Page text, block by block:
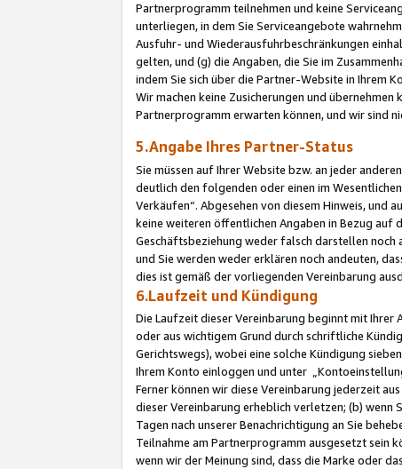
Partnerprogramm teilnehmen und keine
unterliegen, in dem Sie Serviceangebote
Ausfuhr- und Wiederausfuhrbeschränkungen
gelten, und (g) die Angaben, die Sie im
indem Sie sich über die Partner-Website in Ihrem
Wir machen keine Zusicherungen und
Partnerprogramm erwarten können, und wir sind
5.Angabe Ihres Partner-Status
Sie müssen auf Ihrer Website bzw. an jeder
deutlich den folgenden oder einen im
Verkäufen“. Abgesehen von diesem Hinweis, und
keine weiteren öffentlichen Angaben in Bezug auf
Geschäftsbeziehung weder falsch darstellen
und Sie werden weder erklären noch andeuten,
dies ist gemäß der vorliegenden Vereinbarung
6.Laufzeit und Kündigung
Die Laufzeit dieser Vereinbarung beginnt mit Ihrer
oder aus wichtigem Grund durch schriftliche
Gerichtswegs), wobei eine solche Kündigung
Ihrem Konto einloggen und unter
Ferner können wir diese Vereinbarung jederzeit
dieser Vereinbarung erheblich verletzen; (b) wenn
Tagen nach unserer Benachrichtigung an Sie
Teilnahme am Partnerprogramm ausgesetzt sein
wenn wir der Meinung sind, dass die Marke oder